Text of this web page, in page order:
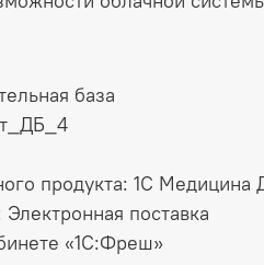
база
продукта: 1С Медицина
поставка
«1С:Фреш»